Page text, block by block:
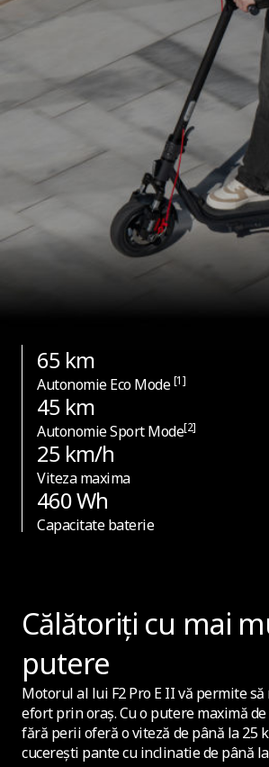
65 km
Autonomie Eco Mode[1]
45 km
Autonomie Sport Mode[2]
25 km/h
Viteza maxima
460 Wh
Capacitate baterie
Călătoriți cu mai
putere
Motorul al lui F2 Pro E II vă permite
efort prin oraș. Cu o putere maximă
fără perii oferă o viteză de până la 25
cucerești pante cu inclinatie de până la
Lumini ambientale
Tip de anvelope
Anvelope fara camera, cu strat de
pana
Dimensiuni anvelope - Spate
254 mm
Conectivitate
Tehnologia NFC (pentru deblocare/
Nu
Apple Find My